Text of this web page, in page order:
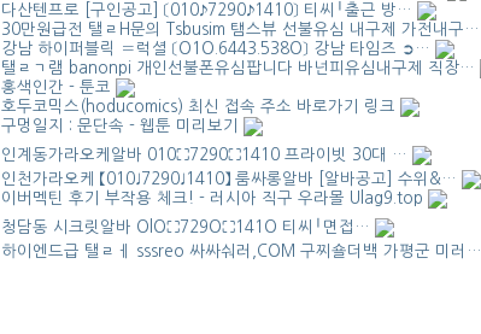
다산텐프로 [구인공고] 〔010♪7290♪1410〕 티씨╵출근 방…
30만원급전 탤ㄹH문의 Tsbusim 탬스뷰 선불유심 내구제 가전내구…
강남 하이퍼블릭 〓럭셜 〔O1O.6443.538O〕 강남 타임즈 ➲…
탤ㄹㄱ램 banonpi 개인선불폰유심팝니다 바넌피유심내구제 직장…
홍색인간 - 툰코
호두코믹스(hoducomics) 최신 접속 주소 바로가기 링크
구멍일지 : 문단속 - 웹툰 미리보기
인계동가라오케알바 010⛶7290⛶1410 프라이빗 30대 …
인천가라오케 【010♩7290♩1410】 룸싸롱알바 [알바공고] 수위&…
이버멕틴 후기 부작용 체크! - 러시아 직구 우라몰 Ulag9.top
청담동 시크릿알바 OlO⛶729O⛶141O 티씨╵면접…
하이엔드급 탤ㄹㅔ sssreo 싸싸숴러,COM 구찌숄더백 가평군 미러…